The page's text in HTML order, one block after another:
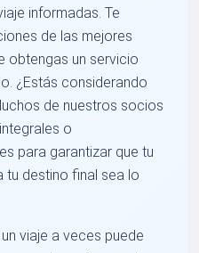
informadas. Te
de las mejores
obtengas un servicio
¿Estás considerando
de nuestros socios
o
para garantizar que tu
tu destino final sea lo
viaje a veces puede